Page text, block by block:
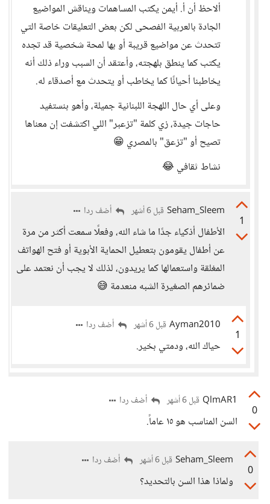
ألاحظ أن أ. أيمن يكتب المساهمات ويناقش المواضيع
الجادة بالعربية الفصحى لكن بعض التعليقات خاصة التي
تتحدث عن مواضيع قريبة أو بها لمحة شخصية قد تجده
يكتب كما ينطق بلهجته، وأعتقد أن السبب وراء ذلك أنه
يخاطبنا أحيانًا كما يخاطب أو يتحدث مع أصدقاء له.
وعلى أي حال اللهجة اللبنانية جميلة، وأهو بنستفيد
حاجات جيدة، زي كلمة "تزعبر" اللي اكتشفت إن معناها
تصيح أو "تزعق" بالمصري 😁
نشاط ثقافي 😂
1
Seham_Sleem قبل 6 أشهر أضف ردا
الأطفال أذكياء جدًا ما شاء الله، وفعلًا سمعت أكثر من مرة
عن أطفال يقومون بتعطيل الحماية الأبوية أو فتح الهواتف
المغلقة واستعمالها كما يريدون، لذلك لا يجب أن نعتمد على
ضمائرهم الصغيرة الشبه منعدمة 😅
1
Ayman2010 قبل 6 أشهر أضف ردا
حياك الله، ودمتي بخير.
0
QlmAR1 قبل 6 أشهر أضف ردا
السن المناسب هو ١٥ عاماً.
0
Seham_Sleem قبل 6 أشهر أضف ردا
ولماذا هذا السن بالتحديد؟